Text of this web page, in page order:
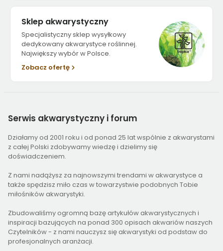
Sklep akwarystyczny
Specjalistyczny sklep wysyłkowy
dedykowany akwarystyce roślinnej.
Największy wybór w Polsce.
Zobacz ofertę
Serwis akwarystyczny i forum
Działamy od 2001 roku i od ponad 25 lat wspólnie z akwarystami
z całej Polski zdobywamy wiedzę i dzielimy się
doświadczeniem.
Z nami nadążysz za najnowszymi trendami w akwarystyce a
także spędzisz miło czas w towarzystwie podobnych Tobie
miłośników akwarystyki.
Zbudowaliśmy ogromną bazę artykułów akwarystycznych i
inspiracji bazujących na ponad 300 opisach akwariów naszych
Czytelników - z nami nauczysz się akwarystyki od podstaw do
profesjonalnych aranżacji.